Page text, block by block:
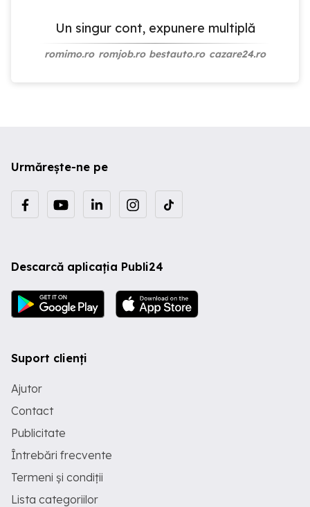
Un singur cont, expunere multiplă
romimo.ro romjob.ro bestauto.ro cazare24.ro
Urmărește-ne pe
Descarcă aplicația Publi24
Suport clienți
Ajutor
Contact
Publicitate
Întrebări frecvente
Termeni și condiții
Lista categoriilor